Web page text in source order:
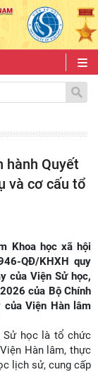
hành Quyết
và cơ cấu tổ
Khoa học xã hội
QĐ/KHXH quy
của Viện Sử học,
của Bộ Chính
Viện Hàn lâm
Sử học là tổ chức
Hàn lâm, thực
lịch sử, cung cấp